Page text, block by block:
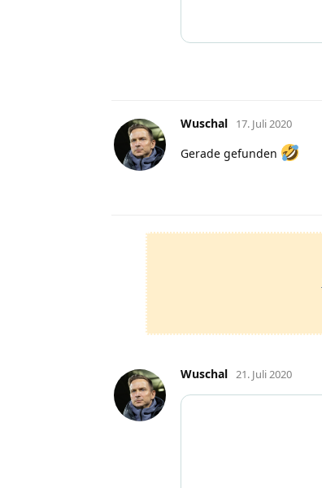
Wuschal 17. Juli 2020
Gerade gefunden
Wuschal 21. Juli 2020